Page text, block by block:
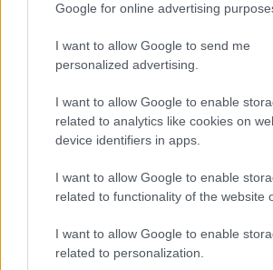
Google for online advertising
I want to allow Google to send me
personalized advertising.
I want to allow Google to enable
related to analytics like cookies on
device identifiers in apps.
I want to allow Google to enable
related to functionality of the website
I want to allow Google to enable
related to personalization.